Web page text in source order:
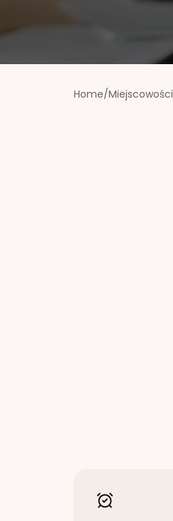
Home/Miejscowości